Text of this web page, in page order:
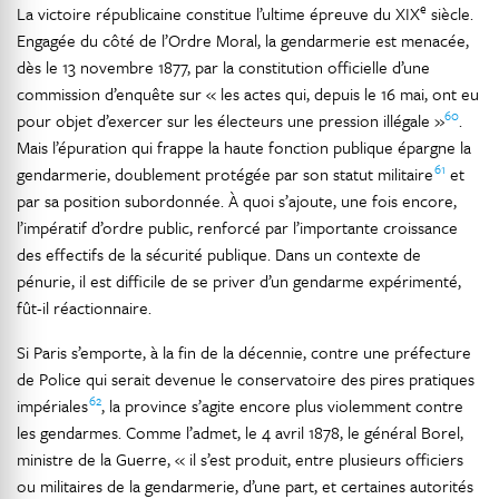
La victoire républicaine constitue l’ultime épreuve du XIXe siècle.
Engagée du côté de l’Ordre Moral, la gendarmerie est menacée,
dès le 13 novembre 1877, par la constitution officielle d’une
commission d’enquête sur « les actes qui, depuis le 16 mai, ont eu
pour objet d’exercer sur les électeurs une pression illégale »60.
Mais l’épuration qui frappe la haute fonction publique épargne la
gendarmerie, doublement protégée par son statut militaire61 et
par sa position subordonnée. À quoi s’ajoute, une fois encore,
l’impératif d’ordre public, renforcé par l’importante croissance
des effectifs de la sécurité publique. Dans un contexte de
pénurie, il est difficile de se priver d’un gendarme expérimenté,
fût-il réactionnaire.
Si Paris s’emporte, à la fin de la décennie, contre une préfecture
de Police qui serait devenue le conservatoire des pires pratiques
impériales62, la province s’agite encore plus violemment contre
les gendarmes. Comme l’admet, le 4 avril 1878, le général Borel,
ministre de la Guerre, « il s’est produit, entre plusieurs officiers
ou militaires de la gendarmerie, d’une part, et certaines autorités